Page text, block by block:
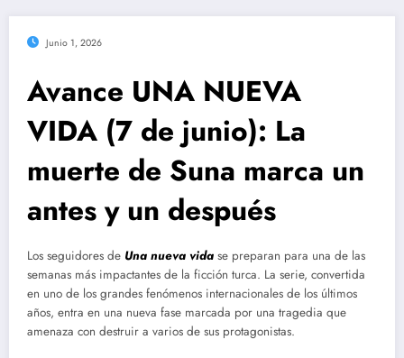
Junio 1, 2026
Avance UNA NUEVA
VIDA (7 de junio): La
muerte de Suna marca un
antes y un después
Los seguidores de Una nueva vida se preparan para una de las
semanas más impactantes de la ficción turca. La serie, convertida
en uno de los grandes fenómenos internacionales de los últimos
años, entra en una nueva fase marcada por una tragedia que
amenaza con destruir a varios de sus protagonistas.